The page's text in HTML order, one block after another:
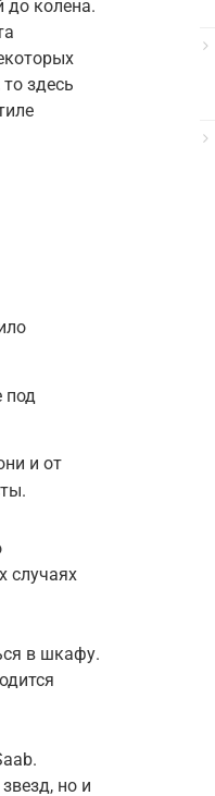
до колена.
здесь
под
и от
случаях
в шкафу.
но и